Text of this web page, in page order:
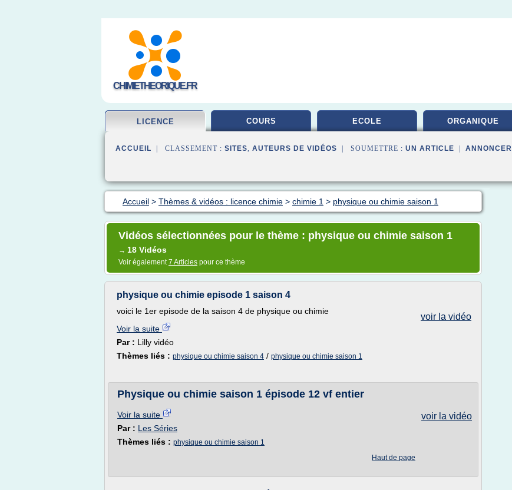
CHIMIETHEORIQUE.FR
LICENCE COURS ECOLE ORGANIQUE
ACCUEIL | CLASSEMENT : SITES, AUTEURS DE VIDÉOS | SOUMETTRE : UN ARTICLE ANNONCER
Accueil > Thèmes & vidéos : licence chimie > chimie 1 > physique ou chimie saison 1
Vidéos sélectionnées pour le thème : physique ou chimie saison 1
→ 18 Vidéos
Voir également7 Articles pour ce thème
physique ou chimie episode 1 saison 4
voir la vidéo
voici le 1er episode de la saison 4 de physique ou chimie
Voir la suite
Par : Lilly vidéo
Thèmes liés : physique ou chimie saison 4 / physique ou chimie saison 1
Physique ou chimie saison 1 épisode 12 vf entier
voir la vidéo
Voir la suite
Par : Les Séries
Thèmes liés : physique ou chimie saison 1
Haut de page